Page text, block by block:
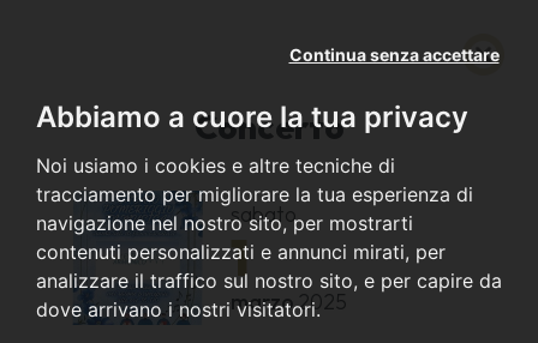
Abbiamo a cuore la tua privacy
Noi usiamo i cookies e altre tecniche di
tracciamento per migliorare la tua esperienza di
navigazione nel nostro sito, per mostrarti
contenuti personalizzati e annunci mirati, per
analizzare il traffico sul nostro sito, e per capire da
dove arrivano i nostri visitatori.
Continua senza accettare
Concerto
sabato
1
marzo2025